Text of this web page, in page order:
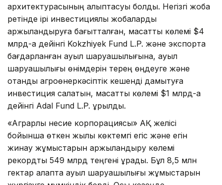
архитектурасының қалыптасуы болды. Негізгі жоба
ретінде ірі инвестициялық жобаларды
қаржыландыруға бағытталған, мақсатты көлемі $4
млрд-қа дейінгі Kokzhiyek Fund L.P. және экспортқа
бағдарланған ауыл шаруашылығына, ауыл
шаруашылығы өнімдерін терең өңдеуге және
отандық агроөнеркәсіптік кешенді дамытуға
инвестиция салатын, мақсатты көлемі $1 млрд-қа
дейінгі Adal Fund L.P. құрылды.
«Аграрлық несие корпорациясы» АҚ желісі
бойынша өткен жылы көктемгі егіс және егін
жинау жұмыстарын қаржыландыру көлемі
рекордтық 549 млрд теңгені құрады. Бұл 8,5 млн
гектар алқапта ауыл шаруашылығы жұмыстарын